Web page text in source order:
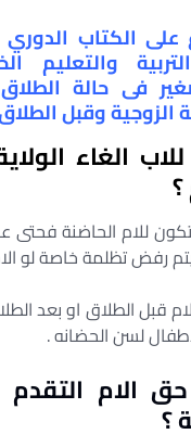
التربية والتعليم
فى حالة
الزوجية وقبل
الغاء
بتكون للام الحاضنة
بيتم رفض تظلمة خاصة لو
قبل الطلاق او بعد
لسن الحضانه .
الام
؟